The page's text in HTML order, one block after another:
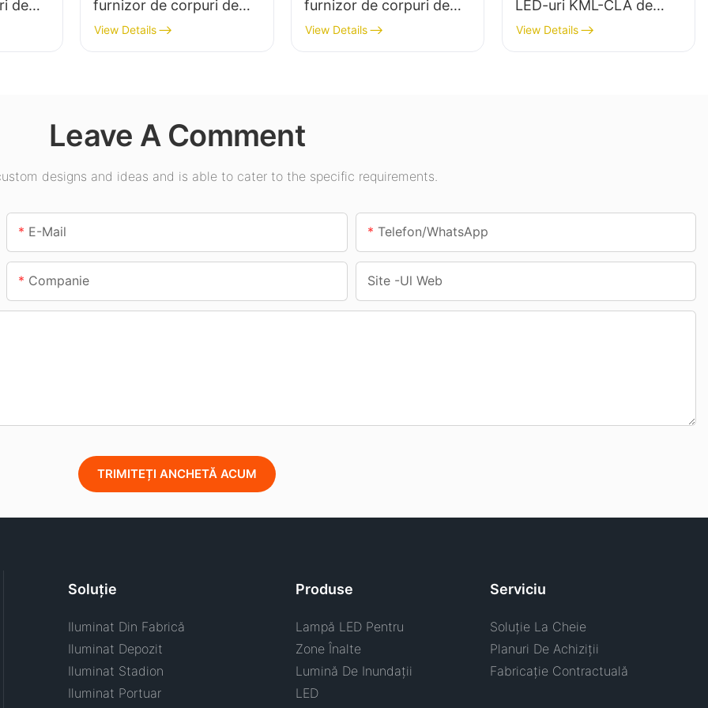
de
furnizor de corpuri de
iluminat cu LED pentru
instalații industriale,
View Details
furnizor de corpuri de
iluminat LED de mare
putere pentru iluminatul
View Details
LED-uri KML-CLA de
100W pentru baldachin,
destinat spațiilor
View Details
Leave A Comment
designs and ideas and is able to cater to the specific requirements.
E-Mail Telefon/WhatsApp
Companie Site -ul Web
TRIMITEȚI ANCHETĂ ACUM
Soluţie
Iluminat Din Fabrică
Iluminat Depozit
Iluminat Stadion
Iluminat Portuar
Produse
Lampă LED Pentru
Zone Înalte
Lumină De Inundații
LED
Serviciu
Soluție La Cheie
Planuri De Achiziții
Fabricație Contractuală